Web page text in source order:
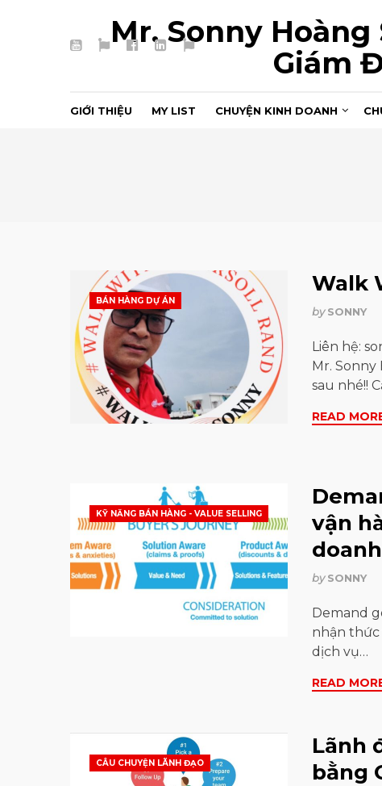
YouTube
TikTokFacebook
LinkedIn
My
Mr. Sonny
Giám
GIỚI THIỆU MY LIST CHUYỆN KINH DOANH
BÁN HÀNG DỰ ÁN
Walk
bySONNY
Liên hệ:
Mr. Sonny
sau nhé!!
READ
KỸ NĂNG BÁN HÀNG - VALUE SELLING
vận
bySONNY
Demand
nhận thức
dịch vụ…
READ
CÂU CHUYỆN LÃNH ĐẠO
Lãnh
bằng